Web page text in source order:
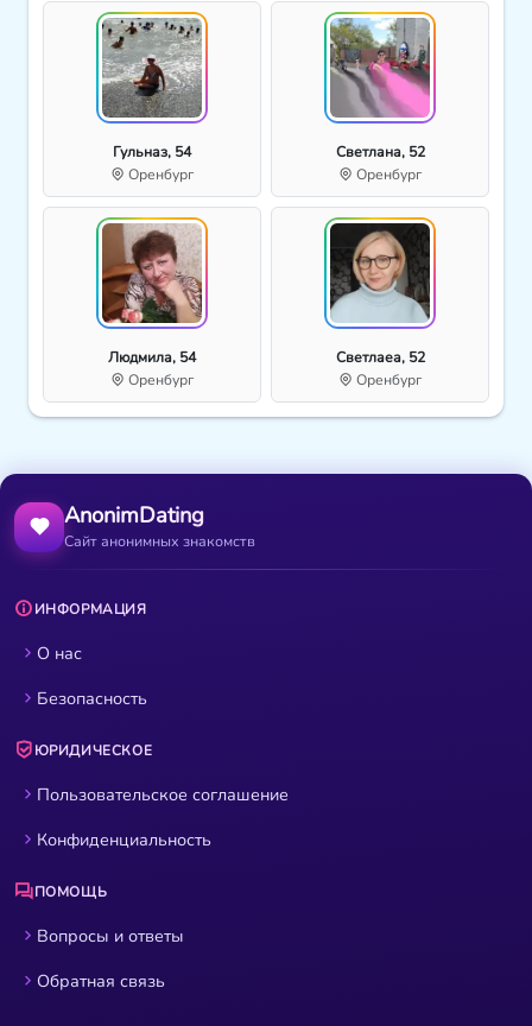
Гульназ, 54
Оренбург
Светлана, 52
Оренбург
Людмила, 54
Оренбург
Светлаеа, 52
Оренбург
AnonimDating
Сайт анонимных знакомств
ИНФОРМАЦИЯ
О нас
Безопасность
ЮРИДИЧЕСКОЕ
Пользовательское соглашение
Конфиденциальность
ПОМОЩЬ
Вопросы и ответы
Обратная связь